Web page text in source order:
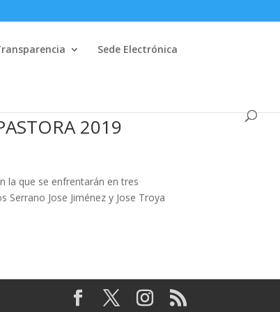
Sede Electrónica
2019
la que se enfrentarán en tres
Serrano Jose Jiménez y Jose Troya